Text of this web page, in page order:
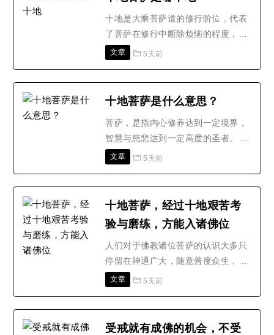
以三地叫“发光地”。四地“焰慧地”，
就是光明智慧比发..
十地是大乘菩萨道的修行阶位，代表
了菩萨在修行中断除烦恼的程度，也
标志着菩萨成就功德的程度。大地能
地:诸菩萨住此地中，先已于心增上法
观，得诸菩萨现观。由正证得无上现
观故;诸大菩萨，于此地..
文章 5天前
十地菩萨是什么意思？
菩萨，是指内心修养达到一定境界，
智慧与慈悲达到一定高度的圣者。这
个名词是梵语音译的省译，全词音译
就是先通过修行让自己觉悟，然后通
境界的圣者，就是“菩萨”。“十地”，
是修行过..
文章 5天前
十地菩萨，经过十地艰苦考
验与磨练，方能入诸佛位
人们对于佛教诸位菩萨的认识大多只
停留在神通广大，随意普度众生，但
所有的菩萨从其起源开始，也是要经
萨，因地生万物，因地生诸功德，过
文章 5天前
受戒就有成佛的机会，不受